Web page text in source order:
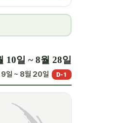
10일 ~ 8월 28일
일 ~ 8월 20일 D-1